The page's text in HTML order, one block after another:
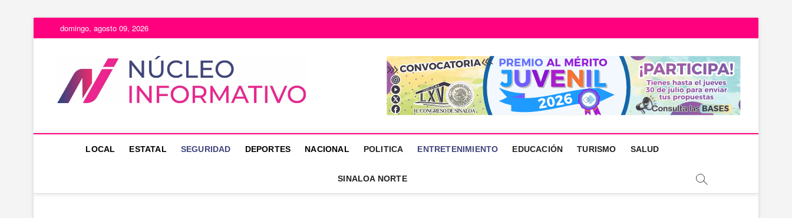
al
domingo, agosto 09, 2026
Núcleo Informativo
PORTAL DE NOTICIAS LOCALES DEL ESTADO DE SINALOA
LOCAL ESTATAL SEGURIDAD DEPORTES NACIONAL POLITICA ENTRETENIMIENTO EDUCACIÓN TURISMO SALUD
SINALOA NORTE